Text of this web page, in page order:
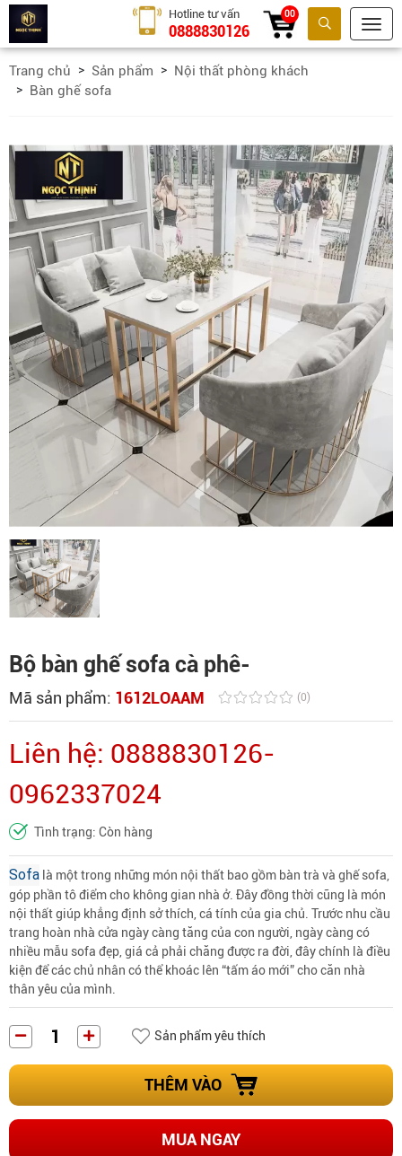
Tìm kiếm
Hotline tư vấn
0888830126
00
Trang chủ Sản phẩm
Nội thất phòng khách
Bàn ghế sofa
Bộ bàn ghế sofa cà phê-
Mã sản phẩm: 1612LOAAM (0)
Liên hệ: 0888830126-
0962337024
Tình trạng: Còn hàng
Sofa là một trong những món nội thất bao gồm bàn trà và ghế sofa,
góp phần tô điểm cho không gian nhà ở. Đây đồng thời cũng là món
nội thất giúp khẳng định sở thích, cá tính của gia chủ. Trước nhu cầu
trang hoàn nhà cửa ngày càng tăng của con người, ngày càng có
nhiều mẫu sofa đẹp, giá cả phải chăng được ra đời, đây chính là điều
kiện để các chủ nhân có thể khoác lên “tấm áo mới” cho căn nhà
thân yêu của mình.
Sản phẩm yêu thích
THÊM VÀO
MUA NGAY